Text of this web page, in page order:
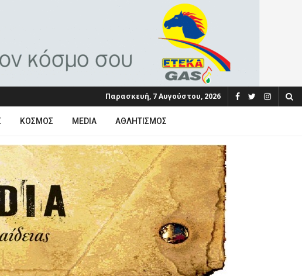
Παρασκευή, 7 Αυγούστου, 2026
ΚΌΣΜΟΣ MEDIA ΑΘΛΗΤΙΣΜΌΣ